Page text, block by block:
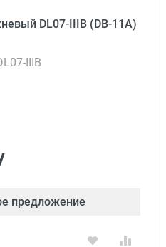
DL07-IIIB (DB-11A)
IIIB
предложение